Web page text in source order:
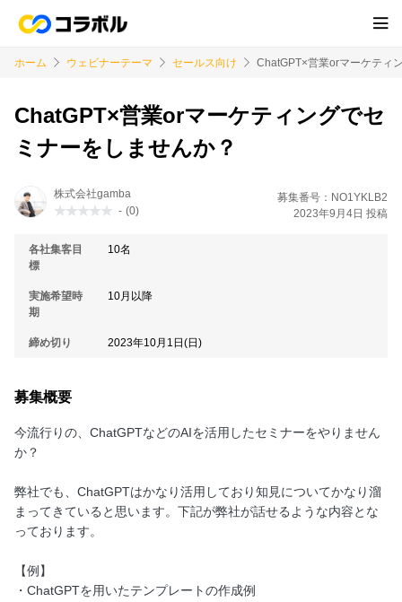
ホーム ウェビナーテーマ セールス向け ChatGPT×営業orマーケティ
ChatGPT×営業orマーケティングでセ
ミナーをしませんか？
株式会社gamba
- (0)
募集番号：NO1YKLB2
2023年9月4日 投稿
各社集客目
標
10名
実施希望時
期
10月以降
締め切り 2023年10月1日(日)
募集概要
今流行りの、ChatGPTなどのAIを活用したセミナーをやりません
か？
弊社でも、ChatGPTはかなり活用しており知見についてかなり溜
まってきていると思います。下記が弊社が話せるような内容とな
っております。
【例】
・ChatGPTを用いたテンプレートの作成例